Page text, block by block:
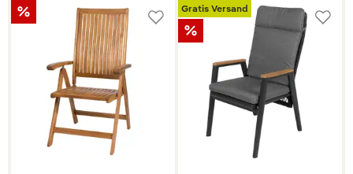
Gratis Versand